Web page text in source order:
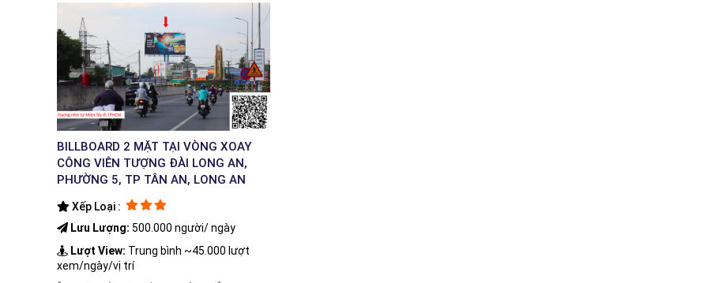
BILLBOARD 2 MẶT TẠI VÒNG XOAY
CÔNG VIÊN TƯỢNG ĐÀI LONG AN,
PHƯỜNG 5, TP TÂN AN, LONG AN
Xếp Loại :
Lưu Lượng: 500.000 người/ ngày
Lượt View: Trung bình ~45.000 lượt
xem/ngày/vị trí